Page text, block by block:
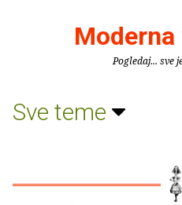
Pogledaj... sve
Sve teme